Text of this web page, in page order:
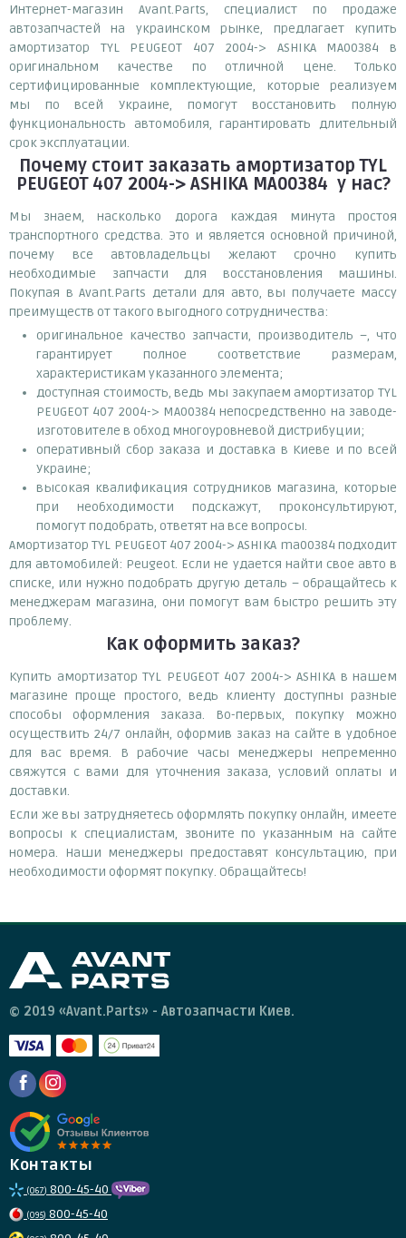
Интернет-магазин Avant.Parts, специалист по продаже
автозапчастей на украинском рынке, предлагает купить
амортизатор TYL PEUGEOT 407 2004-> ASHIKA MA00384 в
оригинальном качестве по отличной цене. Только
сертифицированные комплектующие, которые реализуем
мы по всей Украине, помогут восстановить полную
функциональность автомобиля, гарантировать длительный
срок эксплуатации.
Почему стоит заказать амортизатор TYL
PEUGEOT 407 2004-> ASHIKA MA00384 у нас?
Мы знаем, насколько дорога каждая минута простоя
транспортного средства. Это и является основной причиной,
почему все автовладельцы желают срочно купить
необходимые запчасти для восстановления машины.
Покупая в Avant.Parts детали для авто, вы получаете массу
преимуществ от такого выгодного сотрудничества:
оригинальное качество запчасти, производитель –, что
гарантирует полное соответствие размерам,
характеристикам указанного элемента;
доступная стоимость, ведь мы закупаем амортизатор TYL
PEUGEOT 407 2004-> MA00384 непосредственно на заводе-
изготовителе в обход многоуровневой дистрибуции;
оперативный сбор заказа и доставка в Киеве и по всей
Украине;
высокая квалификация сотрудников магазина, которые
при необходимости подскажут, проконсультируют,
помогут подобрать, ответят на все вопросы.
Амортизатор TYL PEUGEOT 407 2004-> ASHIKA ma00384 подходит
для автомобилей: Peugeot. Если не удается найти свое авто в
списке, или нужно подобрать другую деталь – обращайтесь к
менеджерам магазина, они помогут вам быстро решить эту
проблему.
Как оформить заказ?
Купить амортизатор TYL PEUGEOT 407 2004-> ASHIKA в нашем
магазине проще простого, ведь клиенту доступны разные
способы оформления заказа. Во-первых, покупку можно
осуществить 24/7 онлайн, оформив заказ на сайте в удобное
для вас время. В рабочие часы менеджеры непременно
свяжутся с вами для уточнения заказа, условий оплаты и
доставки.
Если же вы затрудняетесь оформлять покупку онлайн, имеете
вопросы к специалистам, звоните по указанным на сайте
номера. Наши менеджеры предоставят консультацию, при
необходимости оформят покупку. Обращайтесь!
© 2019 «Avant.Parts» - Автозапчасти Киев.
Контакты
(067) 800-45-40
(095) 800-45-40